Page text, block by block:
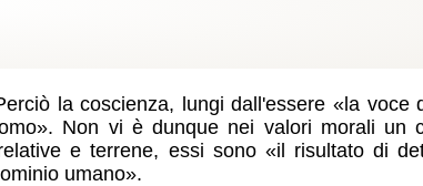
la coscienza, lungi dall'essere la voce
. Non vi è dunque nei valori morali un
e terrene, essi sono
il risultato di
umano .